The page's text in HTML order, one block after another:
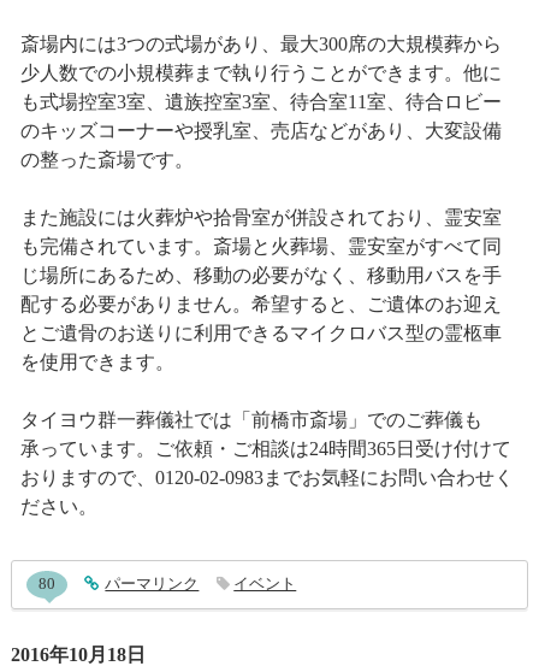
斎場内には3つの式場があり、最大300席の大規模葬から
少人数での小規模葬まで執り行うことができます。他に
も式場控室3室、遺族控室3室、待合室11室、待合ロビー
のキッズコーナーや授乳室、売店などがあり、大変設備
の整った斎場です。
また施設には火葬炉や拾骨室が併設されており、霊安室
も完備されています。斎場と火葬場、霊安室がすべて同
じ場所にあるため、移動の必要がなく、移動用バスを手
配する必要がありません。希望すると、ご遺体のお迎え
とご遺骨のお送りに利用できるマイクロバス型の霊柩車
を使用できます。
タイヨウ群一葬儀社では「前橋市斎場」でのご葬儀も
承っています。ご依頼・ご相談は24時間365日受け付けて
おりますので、0120-02-0983までお気軽にお問い合わせく
ださい。
entry625コメント
80 entry625
パーマリンク イベント
2016年10月18日